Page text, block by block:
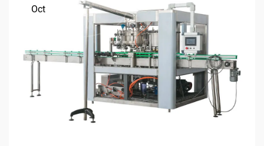
Oct